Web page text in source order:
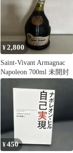
¥2,800
Saint-Vivant Armagnac
Napoleon 700ml 未開封
¥450